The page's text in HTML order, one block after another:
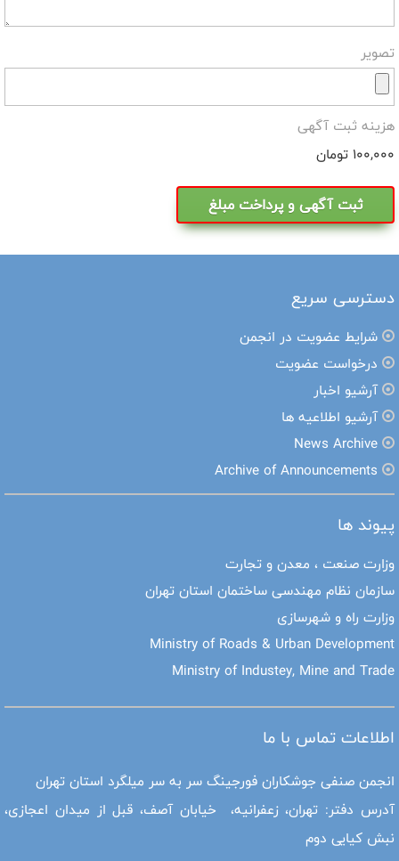
تصویر
هزینه ثبت آگهی
100,000 تومان
دسترسی سریع
شرایط عضویت در انجمن
درخواست عضویت
آرشیو اخبار
آرشیو اطلاعیه ها
News Archive
Archive of Announcements
پیوند ها
وزارت صنعت ، معدن و تجارت
سازمان نظام مهندسی ساختمان استان تهران
وزارت راه و شهرسازی
Ministry of Roads & Urban Development
Ministry of Industey, Mine and Trade
اطلاعات تماس با ما
انجمن صنفی جوشکاران فورجینگ سر به سر میلگرد استان تهران
آدرس دفتر: تهران، زعفرانیه، خیابان آصف، قبل از میدان اعجازی،
نبش کیایی دوم